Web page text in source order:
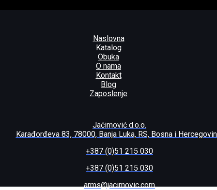
Naslovna
Katalog
Obuka
O nama
Kontakt
Blog
Zaposlenje
Jaćimović d.o.o.
Karađorđeva 83, 78000, Banja Luka, RS, Bosna i
+387 (0)51 215 030
+387 (0)51 215 030
arms@jacimovic.com